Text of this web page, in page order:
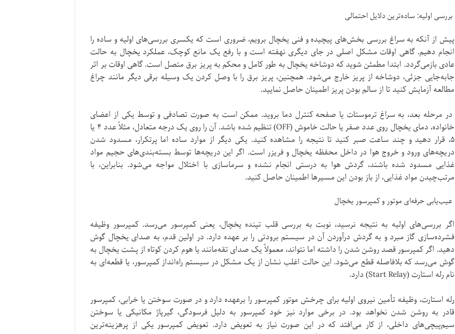
بررسی اولیه: ساده‌ترین دلایل احتمالی
پیش از آنکه به سراغ بررسی بخش‌های پیچیده و فنی یخچال برویم، ضروری است که یکسری بررسی‌های اولیه و ساده را
انجام دهیم. گاهی اوقات مشکل اصلی در جای دیگری نهفته است و با رفع یک مانع کوچک، عملکرد یخچال به حالت
عادی بازمی‌گردد. ابتدا مطمئن شوید که دوشاخه یخچال به طور کامل و محکم به پریز برق متصل است. گاهی اوقات بر اثر
جابه‌جایی جزئی، دوشاخه از پریز خارج می‌شود. همچنین، پریز برق را با وصل کردن یک وسیله برقی دیگر مانند چراغ
مطالعه آزمایش کنید تا از سالم بودن پریز اطمینان حاصل نمایید.
در مرحله بعد، به سراغ ترموستات یا صفحه کنترل دما بروید. ممکن است به صورت تصادفی و توسط یکی از اعضای
خانواده، دمای یخچال روی عدد صفر یا حالت خاموش (OFF) تنظیم شده باشد. آن را روی یک درجه متعادل، مثلاً عدد ۴ یا
۵، قرار دهید و چند ساعت صبر کنید تا نتیجه را مشاهده کنید. یکی دیگر از موارد ساده اما پرتکرار، مسدود شدن
دریچه‌های ورود و خروج هوا در داخل محفظه یخچال و فریزر است. اگر این دریچه‌ها توسط بسته‌بندی‌های حجیم مواد
غذایی مسدود شده باشند، گردش هوا به درستی انجام نشده و سرماسازی با اختلال مواجه می‌شود. بنابراین، با
مرتب‌چیدن مواد غذایی، از باز بودن این مسیرها اطمینان حاصل کنید.
عیب‌یابی حرفه‌ای موتور و کمپرسور یخچال
اگر بررسی‌های اولیه به نتیجه نرسید، نوبت به بررسی قلب تپنده یخچال، یعنی کمپرسور می‌رسد. کمپرسور وظیفه
فشرده‌سازی گاز مبرد و به گردش درآوردن آن در سیستم برودتی را بر عهده دارد. در اولین قدم، به صدای یخچال گوش
دهید. اگر کمپرسور قصد روشن شدن را داشته اما نتواند، معمولاً یک صدای تقه‌مانند یا هوم کردن کوتاه از پشت یخچال به
گوش می‌رسد که بلافاصله قطع می‌شود. این حالت اغلب نشان از یک مشکل در سیستم راه‌انداز کمپرسور، یا قطعه‌ای به
نام رله استارت (Start Relay) دارد.
رله استارت، وظیفه تأمین نیروی اولیه برای چرخش موتور کمپرسور را برعهده دارد و در صورت سوختن یا خرابی، کمپرسور
قادر به روشن شدن نخواهد بود. در برخی موارد نیز خود کمپرسور به دلیل فرسودگی، گیرپاژ مکانیکی یا سوختن
سیم‌پیچی‌های داخلی، از کار می‌افتد که در این صورت نیاز به تعویض دارد. تعویض کمپرسور یکی از پرهزینه‌ترین